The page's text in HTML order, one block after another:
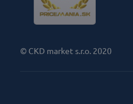
© CKD market s.r.o. 2020